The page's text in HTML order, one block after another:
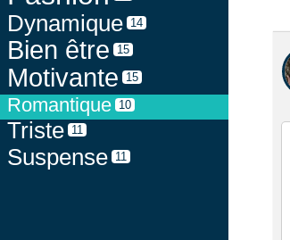
Dynamique 14
Bien être 15
Motivante 15
Romantique 10
Triste 11
Suspense 11